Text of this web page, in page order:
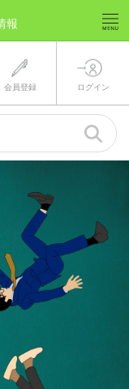
報
会員登録 ログイン